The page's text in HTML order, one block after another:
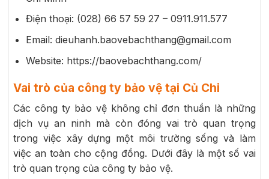
Điện thoại: (028) 66 57 59 27 – 0911.911.577
Email: dieuhanh.baovebachthang@gmail.com
Website: https://baovebachthang.com/
Vai trò của công ty bảo vệ tại Củ Chi
Các công ty bảo vệ không chỉ đơn thuần là những
dịch vụ an ninh mà còn đóng vai trò quan trọng
trong việc xây dựng một môi trường sống và làm
việc an toàn cho cộng đồng. Dưới đây là một số vai
trò quan trọng của công ty bảo vệ.